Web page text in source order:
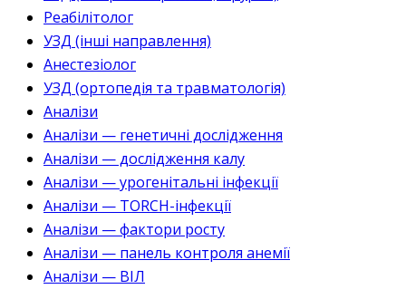
Реабілітолог
УЗД (інші направлення)
Анестезіолог
УЗД (ортопедія та травматологія)
Аналізи
Аналізи — генетичні дослідження
Аналізи — дослідження калу
Аналізи — урогенітальні інфекції
Аналізи — TORCH-інфекції
Аналізи — фактори росту
Аналізи — панель контроля анемії
Аналізи — ВІЛ